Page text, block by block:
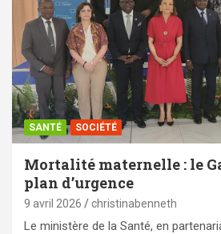
SANTÉ SOCIÉTÉ
Mortalité maternelle : le
plan d’urgence
9 avril 2026 christinabenneth
Le ministère de la Santé, en